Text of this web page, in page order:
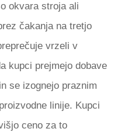
okvara stroja ali
čakanja na tretjo
vrzeli v
kupci prejmejo dobave
se izognejo praznim
linije. Kupci
ceno za to